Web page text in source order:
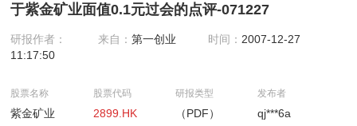
于紫金矿业面值0.1元过会的点评-071227
研报作者： 来自：第一创业 时间： 2007-12-27
11:17:50
股票名称
紫金矿业
股票代码
2899.HK
研报类型
（PDF）
发布者
qj***6a